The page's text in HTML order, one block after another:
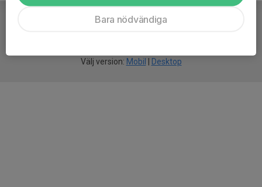
Välj version: Mobil Desktop
Bara nödvändiga